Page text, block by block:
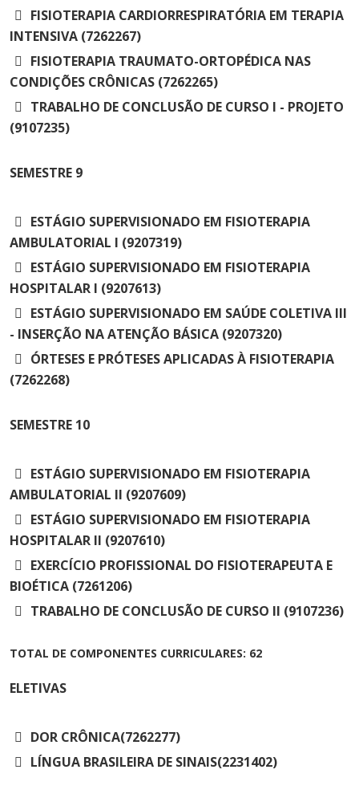
FISIOTERAPIA CARDIORRESPIRATÓRIA EM TERAPIA
INTENSIVA (7262267)
FISIOTERAPIA TRAUMATO-ORTOPÉDICA NAS
CONDIÇÕES CRÔNICAS (7262265)
TRABALHO DE CONCLUSÃO DE CURSO I - PROJETO
(9107235)
SEMESTRE 9
ESTÁGIO SUPERVISIONADO EM FISIOTERAPIA
AMBULATORIAL I (9207319)
ESTÁGIO SUPERVISIONADO EM FISIOTERAPIA
HOSPITALAR I (9207613)
ESTÁGIO SUPERVISIONADO EM SAÚDE COLETIVA III
- INSERÇÃO NA ATENÇÃO BÁSICA (9207320)
ÓRTESES E PRÓTESES APLICADAS À FISIOTERAPIA
(7262268)
SEMESTRE 10
ESTÁGIO SUPERVISIONADO EM FISIOTERAPIA
AMBULATORIAL II (9207609)
ESTÁGIO SUPERVISIONADO EM FISIOTERAPIA
HOSPITALAR II (9207610)
EXERCÍCIO PROFISSIONAL DO FISIOTERAPEUTA E
BIOÉTICA (7261206)
TRABALHO DE CONCLUSÃO DE CURSO II (9107236)
TOTAL DE COMPONENTES CURRICULARES: 62
ELETIVAS
DOR CRÔNICA(7262277)
LÍNGUA BRASILEIRA DE SINAIS(2231402)